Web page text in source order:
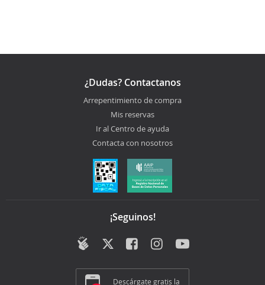
¿Dudas? Contactanos
Arrepentimiento de compra
Mis reservas
Ir al Centro de ayuda
Contacta con nosotros
¡Seguinos!
Descárgate gratis la